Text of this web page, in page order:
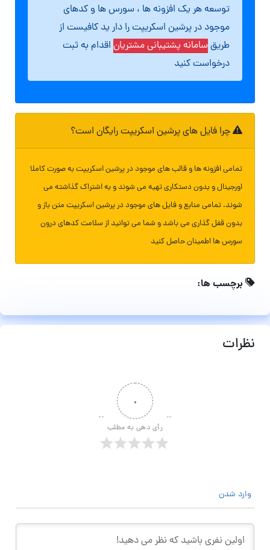
توسعه هر یک افزونه ها ، سورس ها و کدهای
موجود در پرشین اسکریپت را دار ید کافیست از
طریقسامانه پشتیبانی مشتریان اقدام به ثبت
درخواست کنید
چرا فایل های پرشین اسکریپت رایگان است؟
تمامی افزونه ها و قالب های موجود در پرشین اسکریپت به صورت کاملا
اورجینال و بدون دستکاری تهیه می شوند و به اشتراک گذاشته می
شوند. تمامی منابع و فایل های موجود در پرشین اسکریپت متن باز و
بدون قفل گذاری می باشد و شما می توانید از سلامت کدهای درون
سورس ها اطمینان حاصل کنید
برچسب ها:
نظرات
۰
رأی دهی به مطلب
وارد شدن